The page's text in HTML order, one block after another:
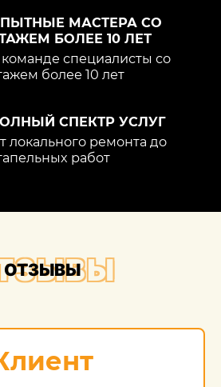
МАСТЕРА СО
БОЛЕЕ 10 ЛЕТ
специалисты со
более 10 лет
СПЕКТР УСЛУГ
локального ремонта до
работ
ОТЗЫВЫ